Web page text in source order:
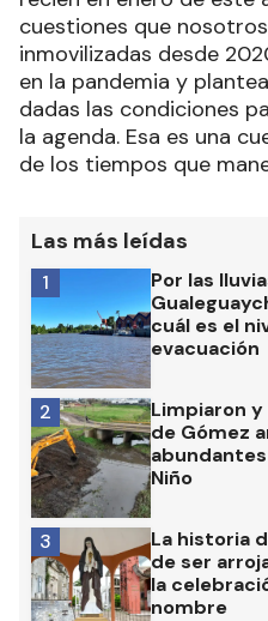
cuestiones que
inmovilizadas desde
en la pandemia y
dadas las condiciones
la agenda. Esa es una
de los tiempos que
Las más leídas
Por las
cuál es el
evacuación
1
Limpiaron
de Gómez
Niño
2
La historia
de ser
la
nombre
3